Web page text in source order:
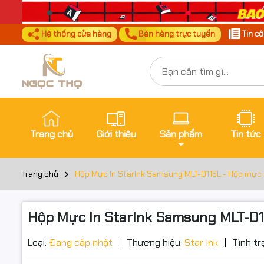
Hệ thống cửa hàng Bán hàng trực tuyến Tin
Trang chủ Giới thiệu Sản phẩm Tin tức
Trang chủ Hộp Mực In StarInk Samsung MLT-D116L - Hộp
Hộp Mực In StarInk Samsung MLT-
Loại: Đang cập nhật Thương hiệu: Star Ink Tình
Đặt